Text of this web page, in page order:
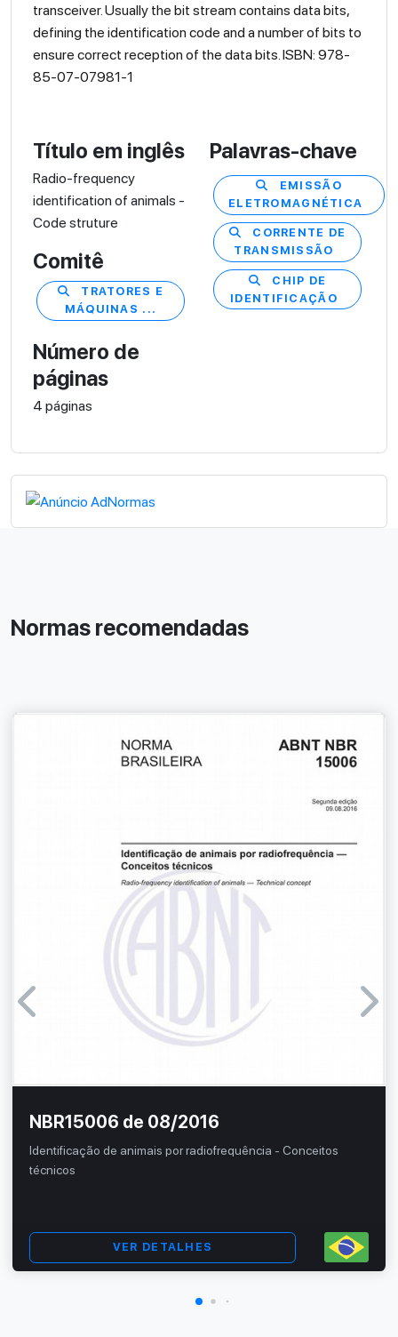
transceiver. Usually the bit stream contains data bits,
defining the identification code and a number of bits to
ensure correct reception of the data bits. ISBN: 978-
85-07-07981-1
Título em inglês
Radio-frequency
identification of animals -
Code struture
Comitê
TRATORES E
MÁQUINAS ...
Número de
páginas
4 páginas
Palavras-chave
EMISSÃO
ELETROMAGNÉTICA
CORRENTE DE
TRANSMISSÃO
CHIP DE
IDENTIFICAÇÃO
Normas recomendadas
NBR15006 de 08/2016
Identificação de animais por radiofrequência - Conceitos
técnicos
VER DETALHES